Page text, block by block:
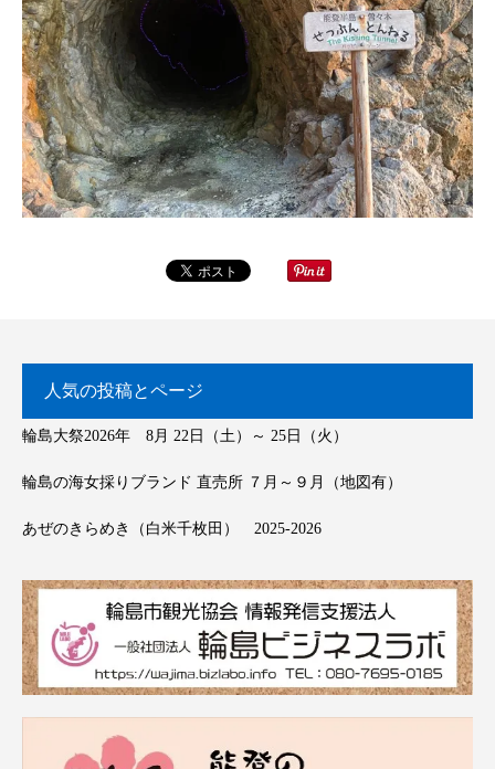
人気の投稿とページ
輪島大祭2026年 8月 22日（土）～ 25日（火）
輪島の海女採りブランド 直売所 ７月～９月（地図有）
あぜのきらめき（白米千枚田） 2025-2026